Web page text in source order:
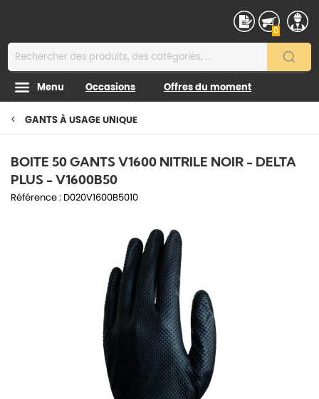
0
Menu Occasions Offres du moment
GANTS À USAGE UNIQUE
BOITE 50 GANTS V1600 NITRILE NOIR - DELTA
PLUS - V1600B50
Référence : D020V1600B5010